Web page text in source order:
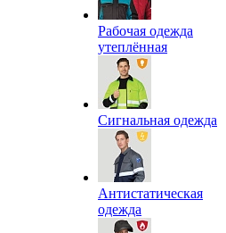
Рабочая одежда
утеплённая
Сигнальная одежда
Антистатическая
одежда